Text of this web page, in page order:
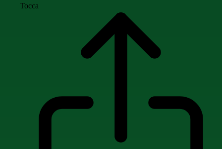
Tocca